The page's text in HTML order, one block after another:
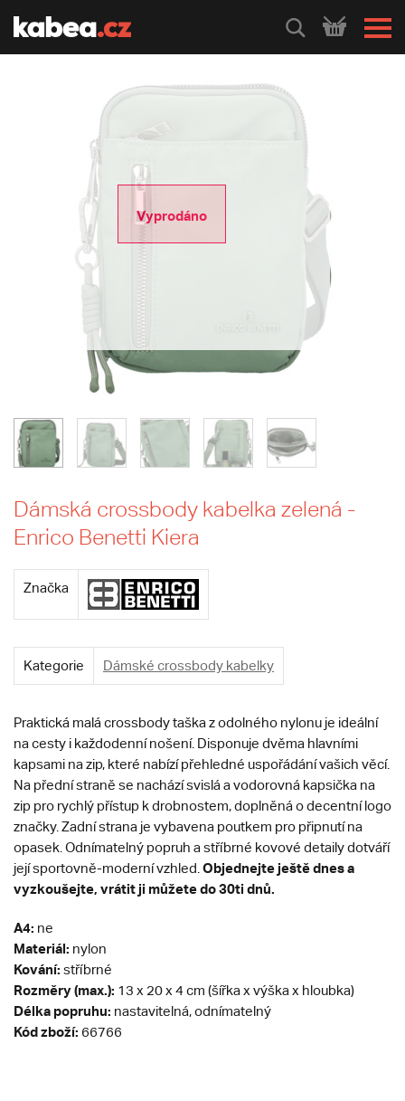
HLEDEJ
Vyprodáno
Dámská crossbody kabelka zelená -
Enrico Benetti Kiera
Značka
Kategorie Dámské crossbody kabelky
Praktická malá crossbody taška z odolného nylonu je ideální
na cesty i každodenní nošení. Disponuje dvěma hlavními
kapsami na zip, které nabízí přehledné uspořádání vašich věcí.
Na přední straně se nachází svislá a vodorovná kapsička na
zip pro rychlý přístup k drobnostem, doplněná o decentní logo
značky. Zadní strana je vybavena poutkem pro připnutí na
opasek. Odnímatelný popruh a stříbrné kovové detaily dotváří
její sportovně-moderní vzhled. Objednejte ještě dnes a
vyzkoušejte, vrátit ji můžete do 30ti dnů.
A4: ne
Materiál: nylon
Kování: stříbrné
Rozměry (max.): 13 x 20 x 4 cm (šířka x výška x hloubka)
Délka popruhu: nastavitelná, odnímatelný
Kód zboží: 66766